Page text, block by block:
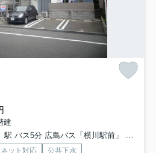
建
ス5分 広島バス「横川駅前」 停歩5分
ット対応 公共下水